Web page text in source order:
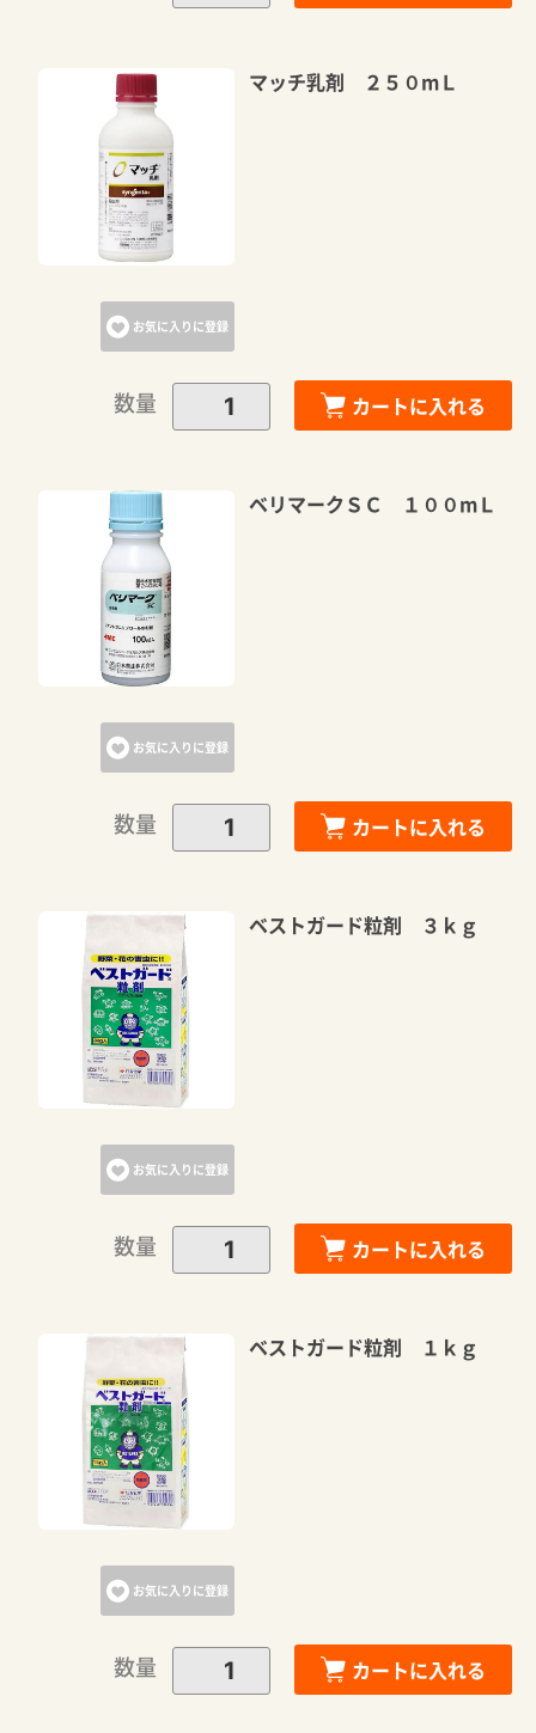
お気に入りに登録
マッチ乳剤 ２５０mＬ
数量 カートに入れる
お気に入りに登録
ベリマークＳＣ １００mＬ
数量 カートに入れる
お気に入りに登録
ベストガード粒剤 ３ｋｇ
数量 カートに入れる
お気に入りに登録
ベストガード粒剤 １ｋｇ
数量 カートに入れる
カートに追加しました。